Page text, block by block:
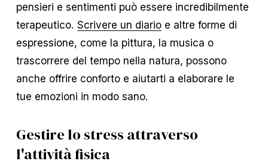
pensieri e sentimenti può essere incredibilmente
terapeutico. Scrivere un diarioe altre forme di
espressione, come la pittura, la musica o
trascorrere del tempo nella natura, possono
anche offrire conforto e aiutarti a elaborare le
tue emozioni in modo sano.
Gestire lo stress attraverso
l'attività fisica